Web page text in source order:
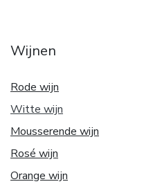
Wijnen
Rode wijn
Witte wijn
Mousserende wijn
Rosé wijn
Orange wijn